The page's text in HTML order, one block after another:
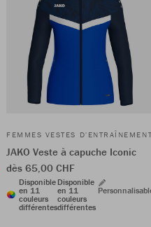
FEMMES VESTES
JAKO Veste à capuche Iconic
dès 65,00 CHF
Disponible
en 11
couleurs
différentes
Disponible
en 11
couleurs
différentes